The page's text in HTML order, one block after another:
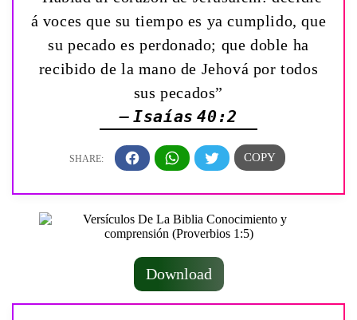
á voces que su tiempo es ya cumplido, que
su pecado es perdonado; que doble ha
recibido de la mano de Jehová por todos
sus pecados”
— Isaías 40:2
Download